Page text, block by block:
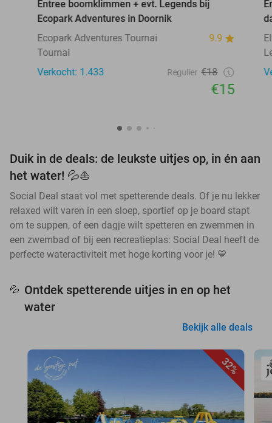
Entree boomklimmen + evt. Legends bij
Ecopark Adventures in Doornik
Ecopark Adventures Tournai
9.9
Tournai
Verkocht: 1.433
Regulier €18
€15
Duik in de deals: de leukste uitjes op, in én aan
het water! 💦⛵
Social Deal staat vol met spetterende deals. Of je nu lekker
relaxed wilt varen in een sloep, sportief op je board stapt
om te suppen, of een dagje wilt spetteren en zwemmen in
een zwembad of bij een recreatieplas: Social Deal heeft de
perfecte wateractiviteit met hoge korting voor je! 💙
💦 Ontdek spetterende uitjes in en op het
water
Bekijk alle deals
32%